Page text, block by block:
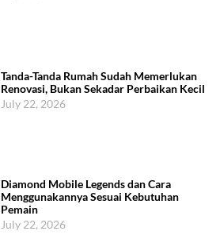
Tanda-Tanda Rumah Sudah Memerlukan
Renovasi, Bukan Sekadar Perbaikan Kecil
July 22, 2026
Diamond Mobile Legends dan Cara
Menggunakannya Sesuai Kebutuhan
Pemain
July 22, 2026